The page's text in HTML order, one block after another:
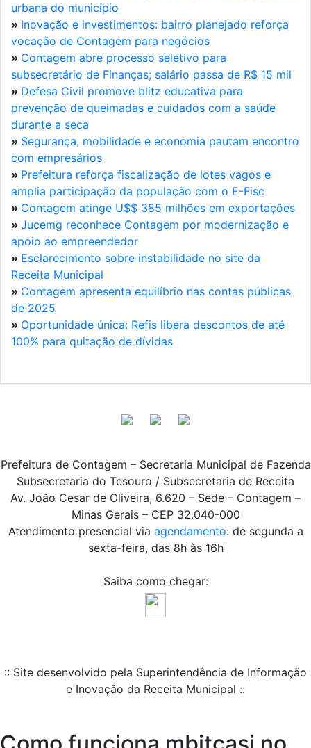
urbana do município
» Inovação e investimentos: bairro planejado reforça
vocação de Contagem para negócios
» Contagem abre processo seletivo para
subsecretário de Finanças; salário passa de R$ 15 mil
» Defesa Civil promove blitz educativa para
prevenção de queimadas e cuidados com a saúde
durante a seca
» Segurança, mobilidade e economia pautam encontro
com empresários
» Prefeitura reforça fiscalização de lotes vagos e
amplia participação da população com o E-Fisc
» Contagem atinge U$$ 385 milhões em exportações
» Jucemg reconhece Contagem por modernização e
apoio ao empreendedor
» Esclarecimento sobre instabilidade no site da
Receita Municipal
» Contagem apresenta equilíbrio nas contas públicas
de 2025
» Oportunidade única: Refis libera descontos de até
100% para quitação de dívidas
Prefeitura de Contagem – Secretaria Municipal de Fazenda
Subsecretaria do Tesouro / Subsecretaria de Receita
Av. João Cesar de Oliveira, 6.620 – Sede – Contagem –
Minas Gerais – CEP 32.040-000
Atendimento presencial via agendamento: de segunda a
sexta-feira, das 8h às 16h
Saiba como chegar:
:: Site desenvolvido pela Superintendência de Informação
e Inovação da Receita Municipal ::